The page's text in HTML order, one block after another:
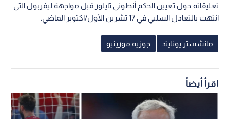
تعليقاته حول تعيين الحكم أنطوني تايلور قبل مواجهة ليفربول التي
انتهت بالتعادل السلبي في 17 تشرين الأول/اكتوبر الماضي.
مانشستر يونايتد جوزيه مورينيو
اقرأ أيضاً